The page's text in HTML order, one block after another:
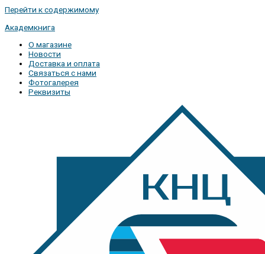
Перейти к содержимому
Академкнига
О магазине
Новости
Доставка и оплата
Связаться с нами
Фотогалерея
Реквизиты